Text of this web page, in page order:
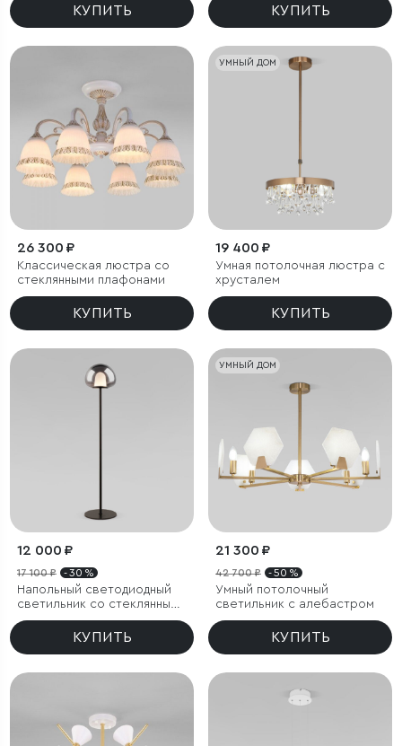
КУПИТЬ КУПИТЬ
26 300 ₽
Классическая люстра со
стеклянными плафонами
КУПИТЬ
УМНЫЙ ДОМ
19 400 ₽
Умная потолочная люстра с
хрусталем
КУПИТЬ
12 000 ₽
17 100 ₽ - 30 %
Напольный светодиодный
светильник со стеклянным
плафоном
КУПИТЬ
УМНЫЙ ДОМ
21 300 ₽
42 700 ₽ - 50 %
Умный потолочный
светильник с алебастром
КУПИТЬ